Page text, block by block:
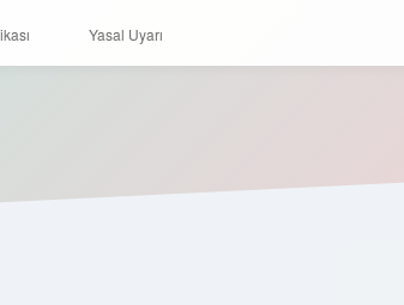
Yasal Uyarı